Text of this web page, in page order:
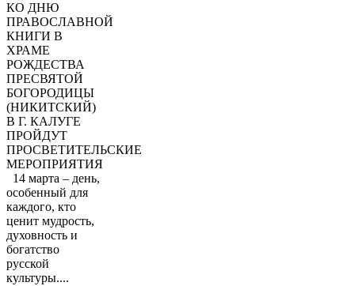
КО ДНЮ
ПРАВОСЛАВНОЙ
КНИГИ В
ХРАМЕ
РОЖДЕСТВА
ПРЕСВЯТОЙ
БОГОРОДИЦЫ
(НИКИТСКИЙ)
В Г. КАЛУГЕ
ПРОЙДУТ
ПРОСВЕТИТЕЛЬСКИЕ
МЕРОПРИЯТИЯ
14 марта – день,
особенный для
каждого, кто
ценит мудрость,
духовность и
богатство
русской
культуры....